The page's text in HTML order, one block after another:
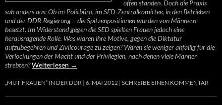
offen standen. Doch die Praxis
sah anders aus: Ob im Politbüro, im SED-Zentralkomittee, in den Betrieben
und der DDR-Regierung – die Spitzenpositionen wurden von Männern
besetzt. Im Widerstand gegen die SED spielten Frauen jedoch eine
herausragende Rolle. Was waren ihre Motive, gegen die Diktatur
aufzubegehren und Zivilcourage zu zeigen? Waren sie weniger anfällig für die
Verlockungen der Macht und der Privilegien, nach denen viele Männer
strebten?Weiterlesen →
„MUT-FRAUEN“ IN DER DDR 6. MAI 2012 SCHREIBE EINEN KOMMENTAR